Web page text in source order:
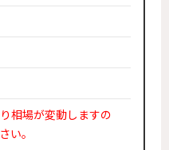
相場が変動しますの
い。